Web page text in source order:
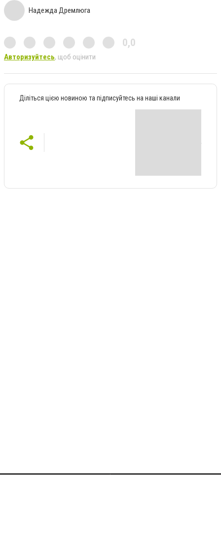
Надежда Дремлюга
0,0
Авторизуйтесь, щоб оцінити
Діліться цією новиною та підписуйтесь на наші канали